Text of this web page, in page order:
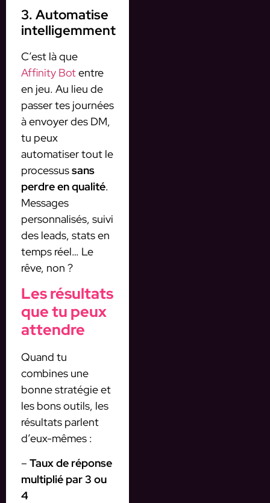
3. Automatise
intelligemment
C’est là que
Affinity Botentre
en jeu. Au lieu de
passer tes journées
à envoyer des DM,
tu peux
automatiser tout le
processussans
perdre en qualité.
Messages
personnalisés, suivi
des leads, stats en
temps réel… Le
rêve, non ?
Les résultats
que tu peux
attendre
Quand tu
combines une
bonne stratégie et
les bons outils, les
résultats parlent
d’eux-mêmes :
– Taux de réponse
multiplié par 3 ou
4